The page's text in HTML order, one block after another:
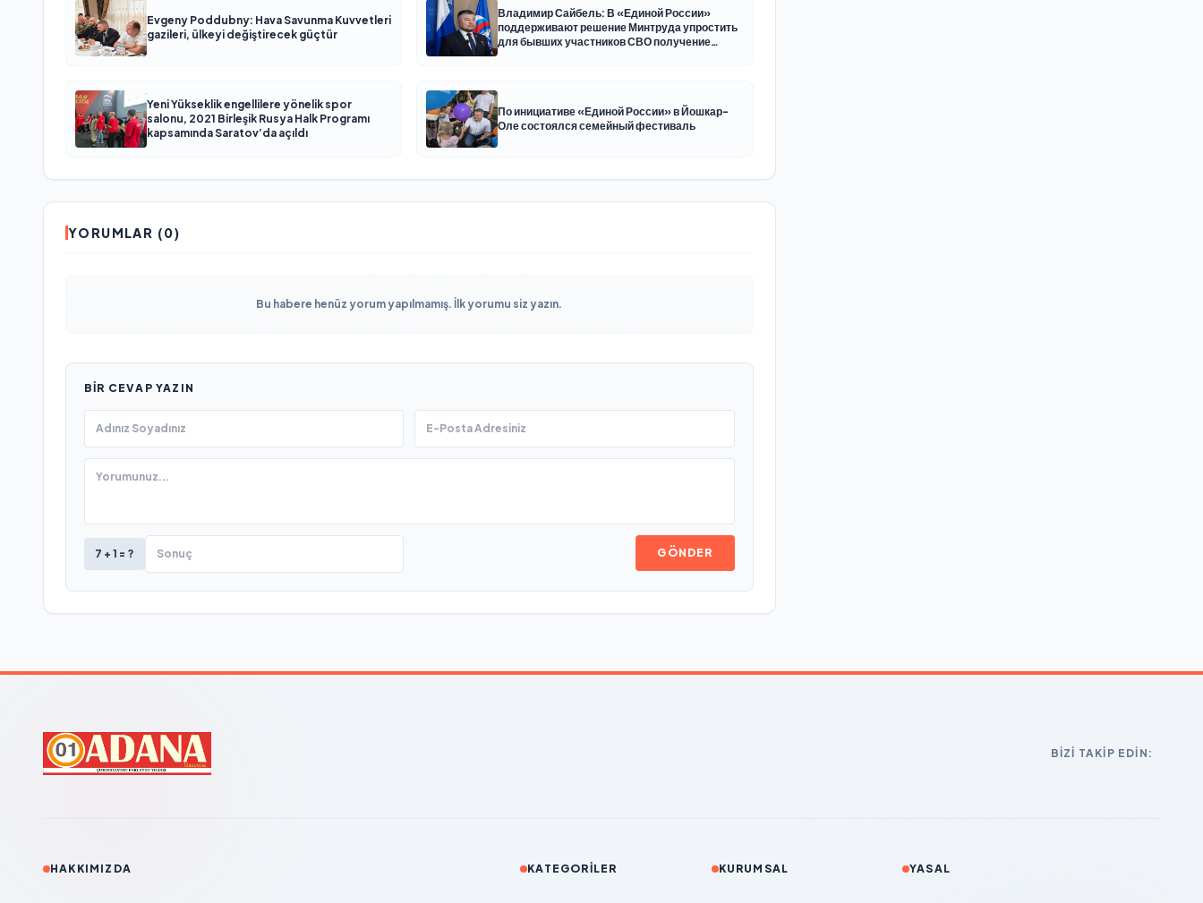
Evgeny Poddubny: Hava Savunma Kuvvetleri
gazileri, ülkeyi değiştirecek güçtür
Владимир Сайбель: В «Единой России»
поддерживают решение Минтруда упростить
для бывших участников СВО получение
Yeni Yükseklik engellilere yönelik spor
salonu, 2021 Birleşik Rusya Halk Programı
kapsamında Saratov’da açıldı
По инициативе «Единой России» в Йошкар-
Оле состоялся семейный фестиваль
YORUMLAR (0)
Bu habere henüz yorum yapılmamış. İlk yorumu siz yazın.
BIR CEVAP YAZIN
7 + 1 = ? GÖNDER
BIZI TAKIP EDIN:
HAKKIMIZDA KATEGORILER KURUMSAL YASAL